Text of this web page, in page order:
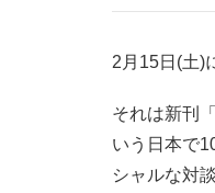
2月15日(土)
それは新刊
いう日本で
シャルな対談